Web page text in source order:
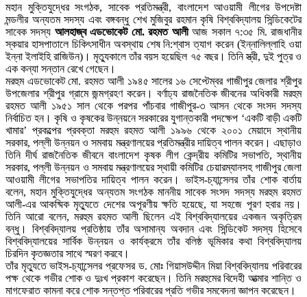
মহান মুক্তিযুদ্ধের সংগঠক, সাবেক প্রতিমন্ত্রী, বাংলাদেশ আওয়ামী লীগের উপদেষ্টা
মন্ডলীর অন্যতম সদস্য এবং বঙ্গবন্ধু শেখ মুজিবুর রহমান কৃষি বিশ্ববিদ্যালয় সিন্ডিকেটের
সাবেক সদস্য আলহাজ্ব এডভোকেট মো. রহমত আলীআজ সকাল ৭:৩৫ মি. রাজধানীর
স্কয়ার হাসপাতালে চিকিৎসাধীন অবস্থায় শেষ নি:শ্বাস ত্যাগ করেন (ইন্নালিল্লাহি ওয়া
ইন্না ইলাইহি রাজিউন)। মৃত্যুকালে তাঁর বয়স হয়েছিল ৭৫ বছর। তিনি স্ত্রী, দুই পুত্র ও
এক কন্যা সন্তান রেখে গেছেন।
মরহুম এডভোকেট মো. রহমত আলী ১৯৪৫ সালের ১৬ সেপ্টেম্বর গাজীপুর জেলার শ্রীপুর
উপজেলার শ্রীপুর গ্রামে জন্মগ্রহণ করেন। বর্ণাঢ্য রাজনৈতিক জীবনের অধিকারী মরহুম
রহমত আলী ১৯৫১ সাল থেকে পরপর পাঁচবার গাজীপুর-৩ আসন থেকে সংসদ সদস্য
নির্বাচিত হন। কৃষি ও কৃষকের উন্নয়নে সরকারের যুগান্তকারী পদক্ষেপ ‘একটি বাড়ী একটি
খামার’ প্রকল্পের প্রবক্তা মরহুম রহমত আলী ১৯৯৬ থেকে ২০০১ মেয়াদে স্থানীয়
সরকার, পল্লী উন্নয়ন ও সমবায় মন্ত্রণালয়ের প্রতিমন্ত্রীর দায়িত্ব পালন করেন। এছাড়াও
তিনি দীর্ঘ রাজনৈতিক জীবনে বাংলাদেশ কৃষক লীগ কেন্দ্রীয় কমিটির সভাপতি, স্থানীয়
সরকার, পল্লী উন্নয়ন ও সমবায় মন্ত্রণালয়ের স্থায়ী কমিটির চেয়ারম্যানসহ গাজীপুর জেলা
আওয়ামী লীগের সভাপতির দায়িত্ব পালন করেন। ভাইস-চ্যান্সেলর তাঁর শোক বার্তায়
বলেন, মহান মুক্তিযুদ্ধের অন্যতম সংগঠক মাননীয় সাবেক সংসদ সদস্য মরহুম রহমত
আলী-এর আকষ্মিক মৃত্যুতে দেশের অপূরণীয় ক্ষতি হয়েছে, যা সহজে পূরণ হবার নয়।
তিনি আরো বলেন, মরহুম রহমত আলী ছিলেন এই বিশ্ববিদ্যালয়ের একজন অকৃত্রিম
বন্ধু। বিশ্ববিদ্যালয় প্রতিষ্ঠায় তাঁর অসামান্য অবদান এবং সিন্ডিকেট সদস্য হিসেবে
বিশ্ববিদ্যালয়ের সার্বিক উন্নয়ন ও কার্যক্রমে তাঁর বলিষ্ঠ ভূমিকার কথা বিশ্ববিদ্যালয়
চিরদিন কৃতজ্ঞতার সাথে স্মরণ করবে।
তাঁর মৃত্যুতে ভাইস-চ্যান্সেলর প্রফেসর ড. মোঃ গিয়াসউদ্দীন মিয়া বিশ্ববিদ্যালয় পরিবারের
পক্ষ থেকে গভীর শোক ও দুঃখ প্রকাশ করেছেন। তিনি মরহুমের বিদেহী আত্মার শান্তি ও
মাগফেরাত কামনা করে শোক সন্তপ্ত পরিবারের প্রতি গভীর সমবেদনা জ্ঞাপন করেছেন।